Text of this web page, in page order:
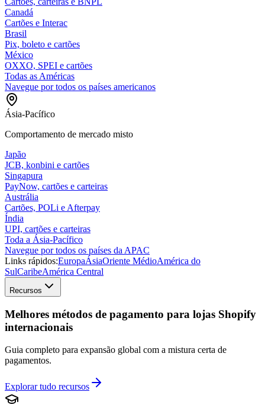
Canadá
Cartões e Interac
Brasil
Pix, boleto e cartões
México
OXXO, SPEI e cartões
Todas as Américas
Navegue por todos os países americanos
Ásia-Pacífico
Comportamento de mercado misto
Japão
JCB, konbini e cartões
Singapura
PayNow, cartões e carteiras
Austrália
Cartões, POLi e Afterpay
Índia
UPI, cartões e carteiras
Toda a Ásia-Pacífico
Navegue por todos os países da APAC
Links rápidos:EuropaÁsiaOriente MédioAmérica do
SulCaribeAmérica Central
Recursos
Melhores métodos de pagamento para lojas Shopify
internacionais
Guia completo para expansão global com a mistura certa de
pagamentos.
Explorar tudo recursos